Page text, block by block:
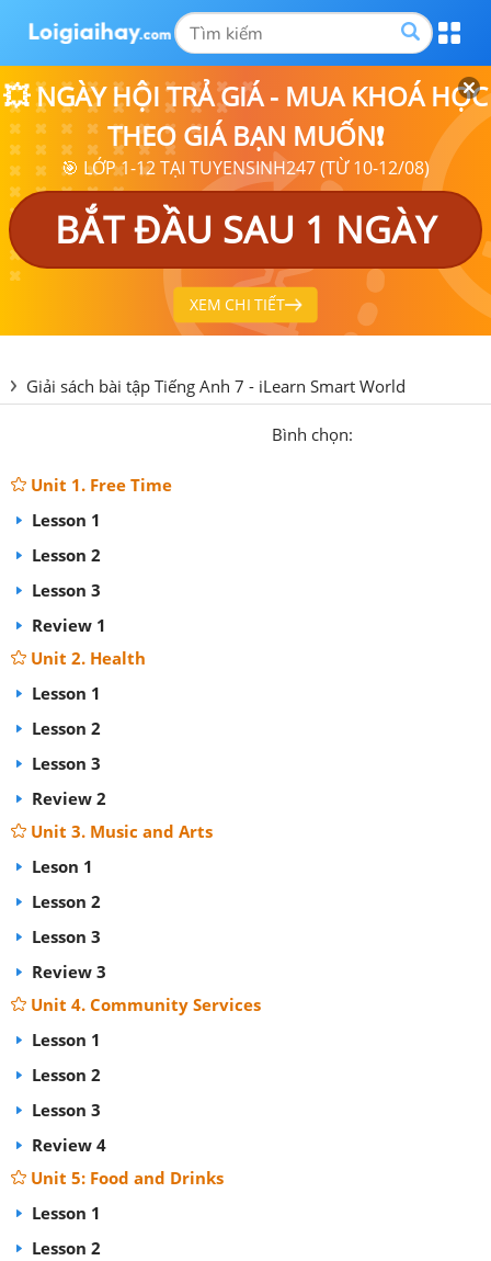
💥 NGÀY HỘI TRẢ GIÁ - MUA KHOÁ HỌC
THEO GIÁ BẠN MUỐN❗
🎯 LỚP 1-12 TẠI TUYENSINH247 (TỪ 10-12/08)
BẮT ĐẦU SAU 1 NGÀY
XEM CHI TIẾT
Giải sách bài tập Tiếng Anh 7 - iLearn Smart World
Bình chọn:
Unit 1. Free Time
Lesson 1
Lesson 2
Lesson 3
Review 1
Unit 2. Health
Lesson 1
Lesson 2
Lesson 3
Review 2
Unit 3. Music and Arts
Leson 1
Lesson 2
Lesson 3
Review 3
Unit 4. Community Services
Lesson 1
Lesson 2
Lesson 3
Review 4
Unit 5: Food and Drinks
Lesson 1
Lesson 2